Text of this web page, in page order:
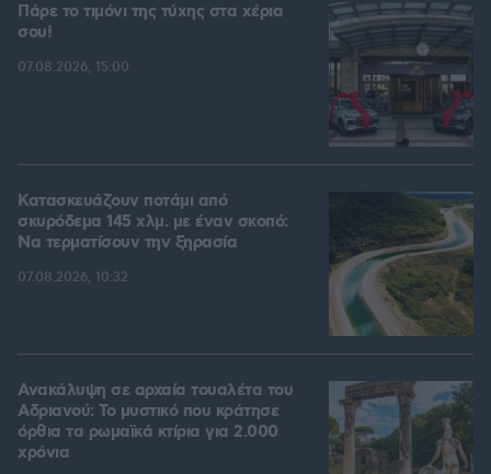
Πάρε το τιμόνι της τύχης στα χέρια
σου!
07.08.2026, 15:00
Κατασκευάζουν ποτάμι από
σκυρόδεμα 145 χλμ. με έναν σκοπό:
Να τερματίσουν την ξηρασία
07.08.2026, 10:32
Ανακάλυψη σε αρχαία τουαλέτα του
Αδριανού: Το μυστικό που κράτησε
όρθια τα ρωμαϊκά κτίρια για 2.000
χρόνια